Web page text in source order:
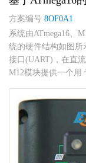
方案编号 8OF0A1
系统由ATmega16、
统的硬件结构如图所
接口(UART)，在直
M12模块提供一个用